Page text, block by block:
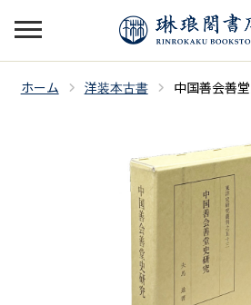
ホーム 洋装本古書 中国善会善